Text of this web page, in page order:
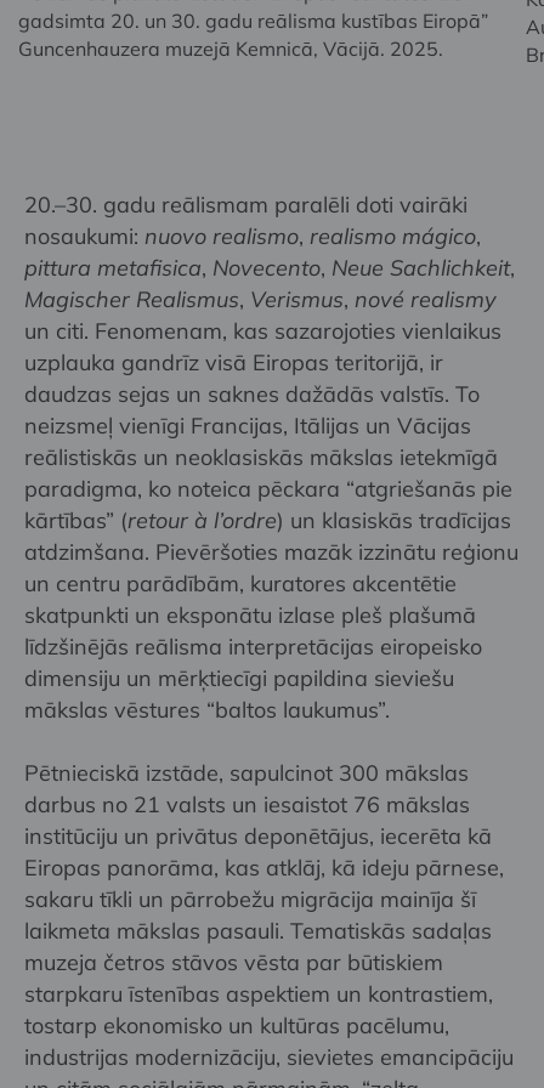
gadsimta 20. un 30. gadu reālisma kustības Eiropā”
Guncenhauzera muzejā Kemnicā, Vācijā. 2025.
20.–30. gadu reālismam paralēli doti vairāki
nosaukumi: nuovo realismo, realismo mágico,
pittura metafisica, Novecento, Neue Sachlichkeit,
Magischer Realismus, Verismus, nové realismy
un citi. Fenomenam, kas sazarojoties vienlaikus
uzplauka gandrīz visā Eiropas teritorijā, ir
daudzas sejas un saknes dažādās valstīs. To
neizsmeļ vienīgi Francijas, Itālijas un Vācijas
reālistiskās un neoklasiskās mākslas ietekmīgā
paradigma, ko noteica pēckara “atgriešanās pie
kārtības” (retour à l’ordre) un klasiskās tradīcijas
atdzimšana. Pievēršoties mazāk izzinātu reģionu
un centru parādībām, kuratores akcentētie
skatpunkti un eksponātu izlase pleš plašumā
līdzšinējās reālisma interpretācijas eiropeisko
dimensiju un mērķtiecīgi papildina sieviešu
mākslas vēstures “baltos laukumus”.
Pētnieciskā izstāde, sapulcinot 300 mākslas
darbus no 21 valsts un iesaistot 76 mākslas
institūciju un privātus deponētājus, iecerēta kā
Eiropas panorāma, kas atklāj, kā ideju pārnese,
sakaru tīkli un pārrobežu migrācija mainīja šī
laikmeta mākslas pasauli. Tematiskās sadaļas
muzeja četros stāvos vēsta par būtiskiem
starpkaru īstenības aspektiem un kontrastiem,
tostarp ekonomisko un kultūras pacēlumu,
industrijas modernizāciju, sievietes emancipāciju